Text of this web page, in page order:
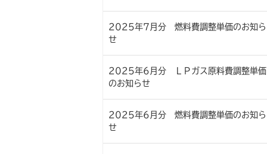
2025年7月分 燃料費調整単価のお知ら
せ
2025年6月分 ＬＰガス原料費調整単価
のお知らせ
2025年6月分 燃料費調整単価のお知ら
せ